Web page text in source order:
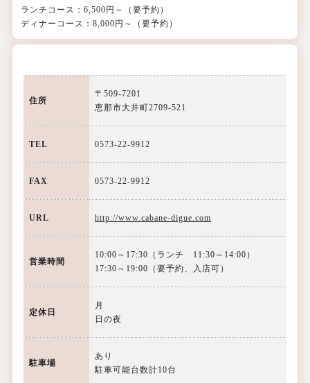
ランチコース：6,500円～（要予約）
ディナーコース：8,000円～（要予約）
住所
〒509-7201
恵那市大井町2709-521
TEL 0573-22-9912
FAX 0573-22-9912
URL http://www.cabane-digue.com
営業時間
10:00～17:30（ランチ 11:30～14:00）
17:30～19:00（要予約、入店可）
定休日
月
日の夜
駐車場
あり
駐車可能台数計10台